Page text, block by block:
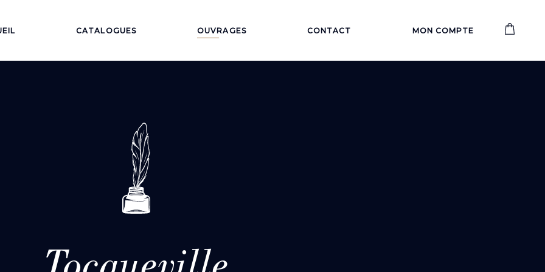
CATALOGUES OUVRAGES CONTACT MON COMPTE